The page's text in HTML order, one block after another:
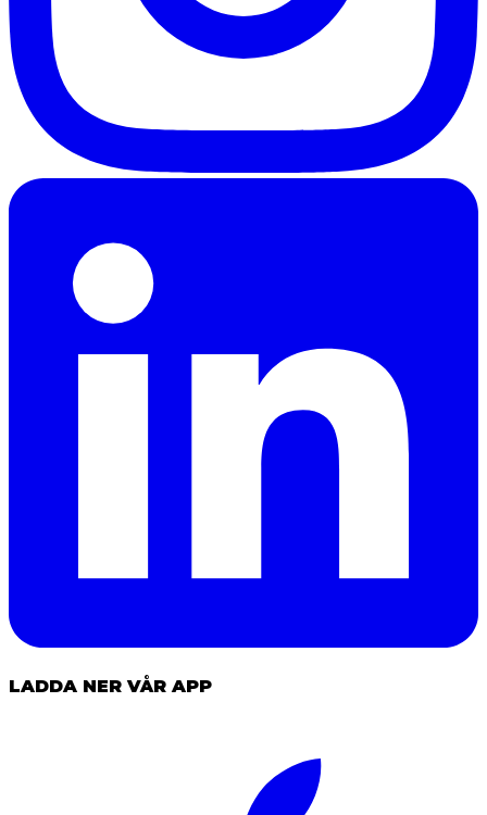
LADDA NER VÅR APP